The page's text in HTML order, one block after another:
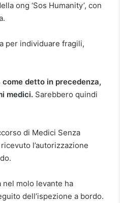
ong ‘Sos Humanity’, con
per individuare fragili,
detto in precedenza,
medici. Sarebbero quindi
di Medici Senza
l’autorizzazione
molo levante ha
dell’ispezione a bordo.